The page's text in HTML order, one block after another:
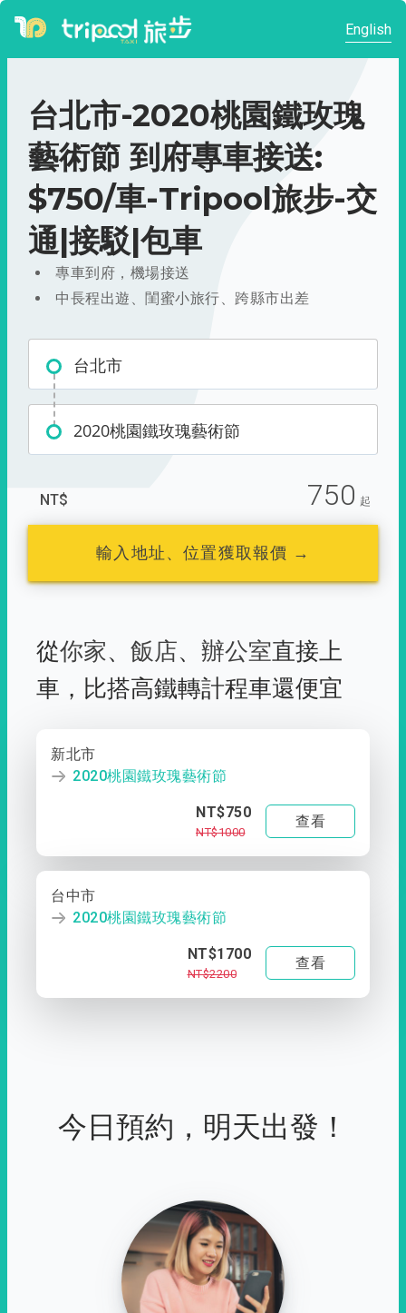
English
台北市-2020桃園鐵玫瑰
藝術節 到府專車接送:
$750/車-Tripool旅步-交
通|接駁|包車
專車到府，機場接送
中長程出遊、閨蜜小旅行、跨縣市出差
台北市
2020桃園鐵玫瑰藝術節
NT$ 750 起
輸入地址、位置獲取報價 →
從你家、 飯店、 辦公室直接上
車， 比搭高鐵轉計程車還便宜
新北市
2020桃園鐵玫瑰藝術節
NT$750
NT$1000
查看
台中市
2020桃園鐵玫瑰藝術節
NT$1700
NT$2200
查看
今日預約，明天出發！